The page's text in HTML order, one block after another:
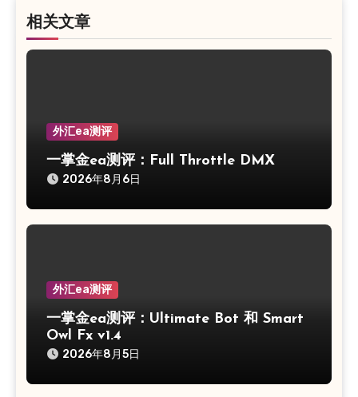
相关文章
外汇ea测评
一掌金ea测评：Full Throttle DMX
2026年8月6日
外汇ea测评
一掌金ea测评：Ultimate Bot 和 Smart
Owl Fx v1.4
2026年8月5日